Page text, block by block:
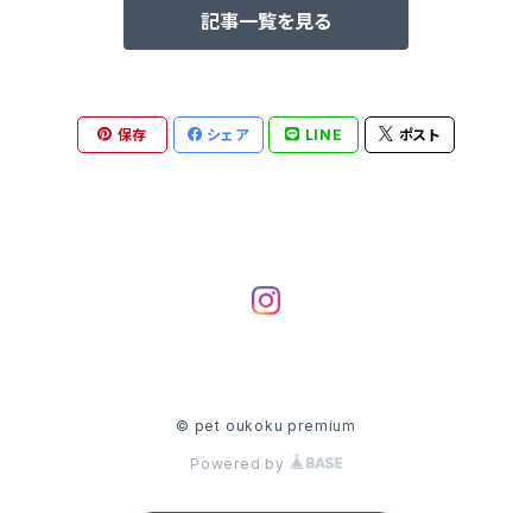
記事一覧を見る
保存 シェア LINE ポスト
© pet oukoku premium
Powered by